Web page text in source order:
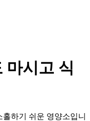
마시고 식
하기 쉬운 영양소입니